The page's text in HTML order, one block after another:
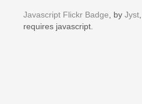
Javascript Flickr Badge, by Jyst
requires javascript.